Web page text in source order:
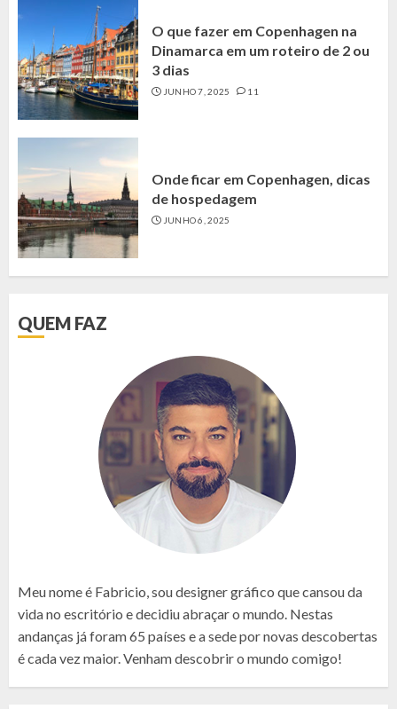
O que fazer em Copenhagen na
Dinamarca em um roteiro de 2 ou
3 dias
JUNHO 7, 2025 11
Onde ficar em Copenhagen, dicas
de hospedagem
JUNHO 6, 2025
QUEM FAZ
Meu nome é Fabricio, sou designer gráfico que cansou da
vida no escritório e decidiu abraçar o mundo. Nestas
andanças já foram 65 países e a sede por novas descobertas
é cada vez maior. Venham descobrir o mundo comigo!